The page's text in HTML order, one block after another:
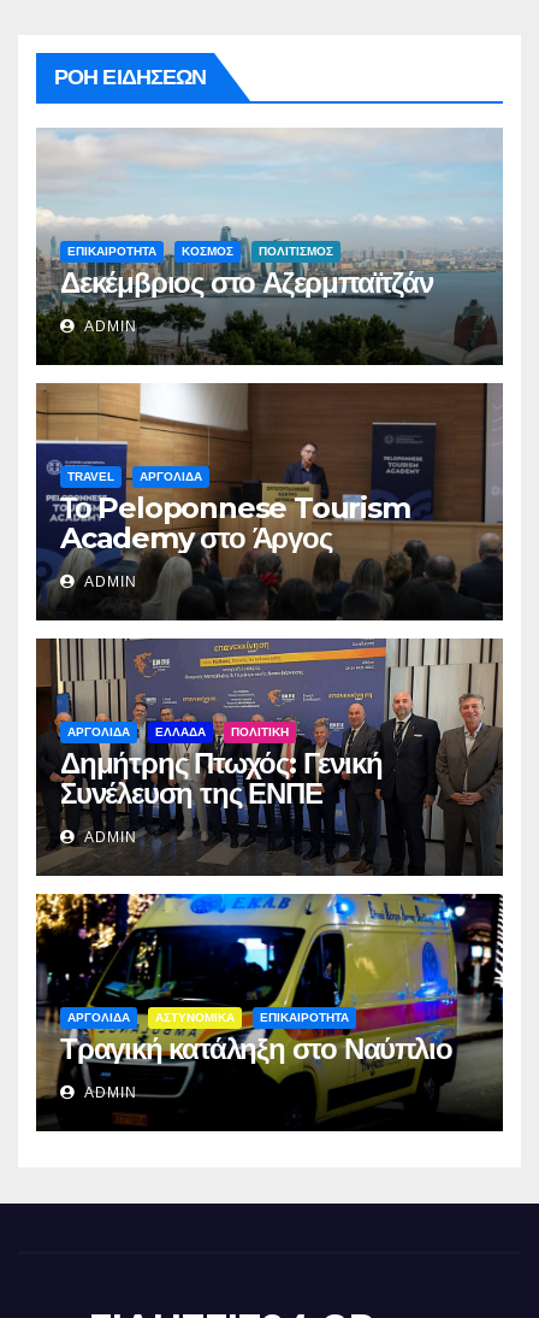
ΡΟΗ ΕΙΔΗΣΕΩΝ
ΕΠΙΚΑΙΡΟΤΗΤΑ ΚΟΣΜΟΣ ΠΟΛΙΤΙΣΜΟΣ
Δεκέμβριος στο Αζερμπαϊτζάν
ADMIN
TRAVEL ΑΡΓΟΛΙΔΑ
Το Peloponnese Tourism
Academy στο Άργος
ADMIN
ΑΡΓΟΛΙΔΑ ΕΛΛΑΔΑ ΠΟΛΙΤΙΚΗ
Δημήτρης Πτωχός: Γενική
Συνέλευση της ΕΝΠΕ
ADMIN
ΑΡΓΟΛΙΔΑ ΑΣΤΥΝΟΜΙΚΑ ΕΠΙΚΑΙΡΟΤΗΤΑ
Τραγική κατάληξη στο Ναύπλιο
ADMIN